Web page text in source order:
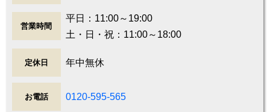
営業時間
平日：11:00～19:00
土・日・祝：11:00～18:00
定休日 年中無休
お電話 0120-595-565